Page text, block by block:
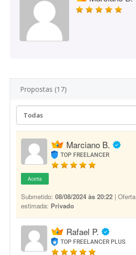
Propostas (17)
Marciano B.
TOP FREELANCER
Aceita
Submetido: 08/08/2024 às 20:22 |
estimada: Privado
Rafael P.
TOP FREELANCER PLUS